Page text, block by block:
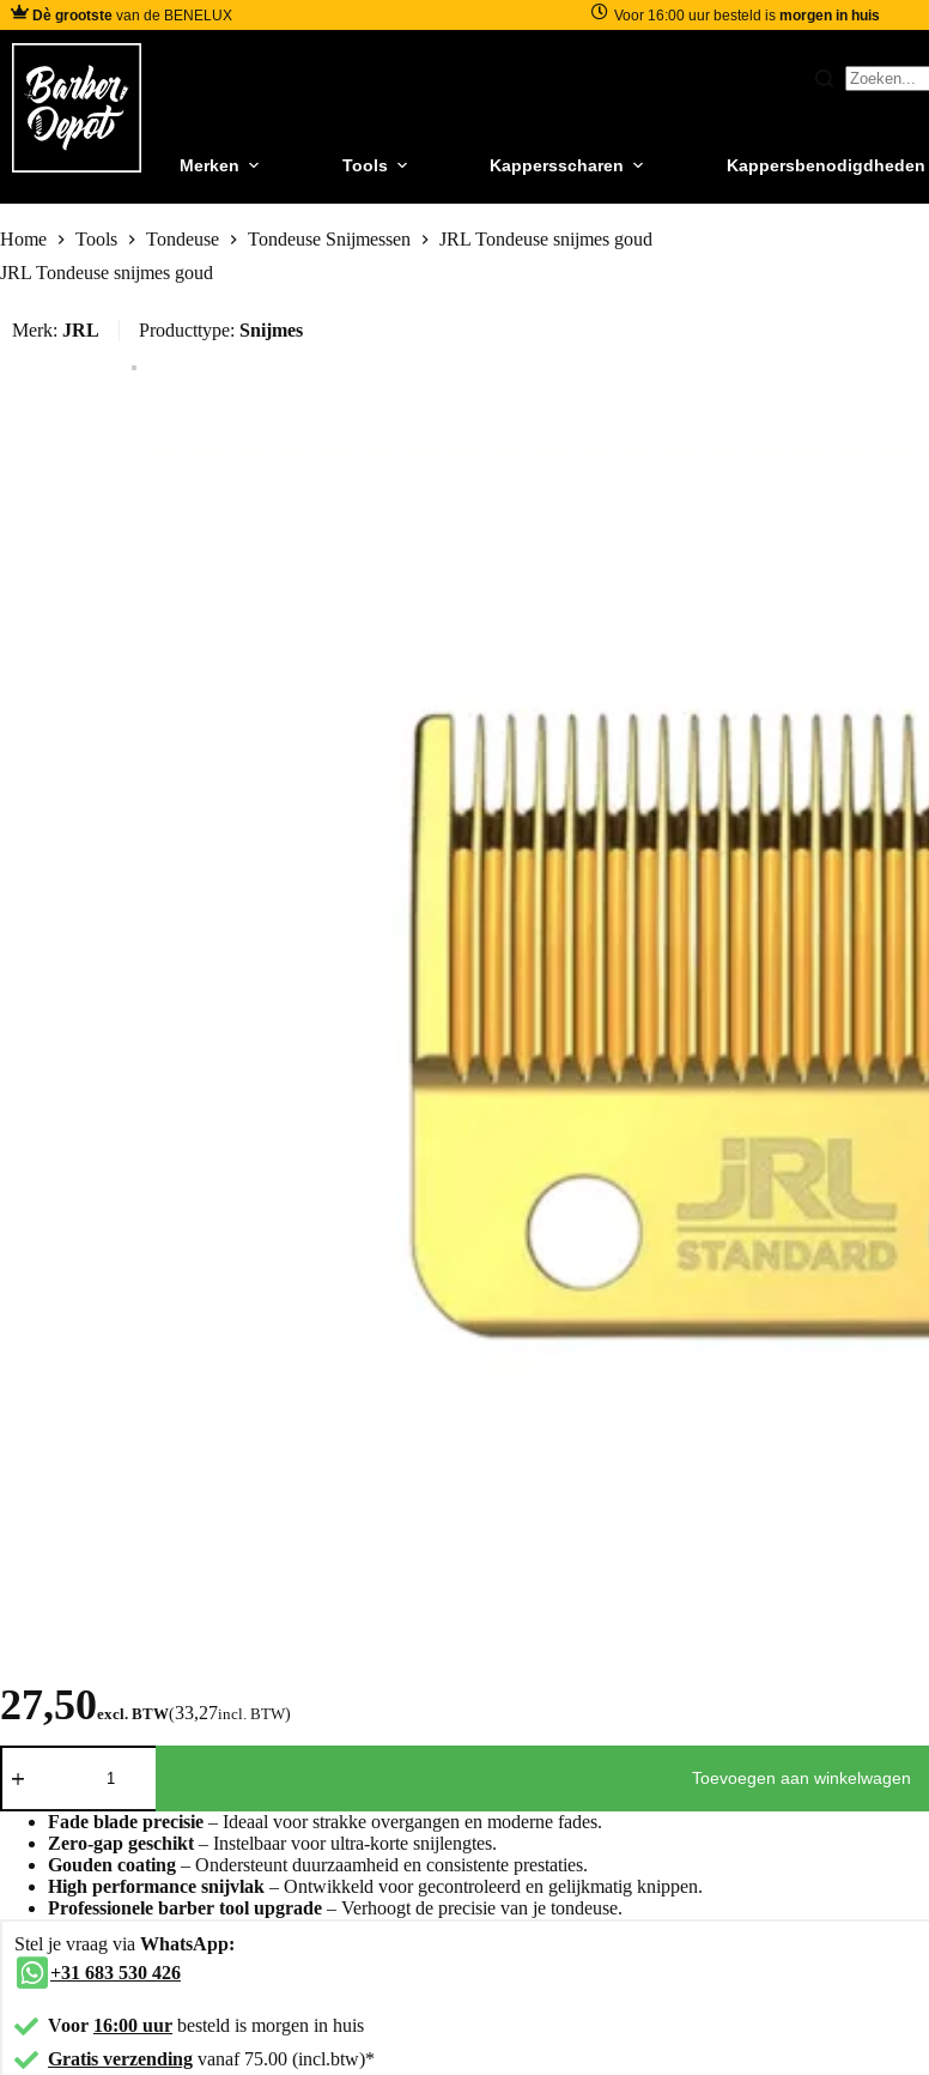
Dè grootste van de BENELUX Voor 16:00 uur besteld ismorgen in huis
Merken Tools Kappersscharen Kappersbenodigdheden
Home Tools Tondeuse Tondeuse Snijmessen
JRL Tondeuse snijmes goud
JRL Tondeuse snijmes goud
Merk: JRL Producttype: Snijmes
27,50excl. BTW(33,27incl. BTW)
Toevoegen aan winkelwagen
Fade blade precisie – Ideaal voor strakke overgangen en moderne fades.
Zero-gap geschikt – Instelbaar voor ultra-korte snijlengtes.
Gouden coating – Ondersteunt duurzaamheid en consistente prestaties.
High performance snijvlak – Ontwikkeld voor gecontroleerd en gelijkmatig knippen.
Professionele barber tool upgrade – Verhoogt de precisie van je tondeuse.
Stel je vraag via WhatsApp:
+31 683 530 426
Voor 16:00 uur besteld is morgen in huis
Gratis verzending vanaf 75.00 (incl.btw)*